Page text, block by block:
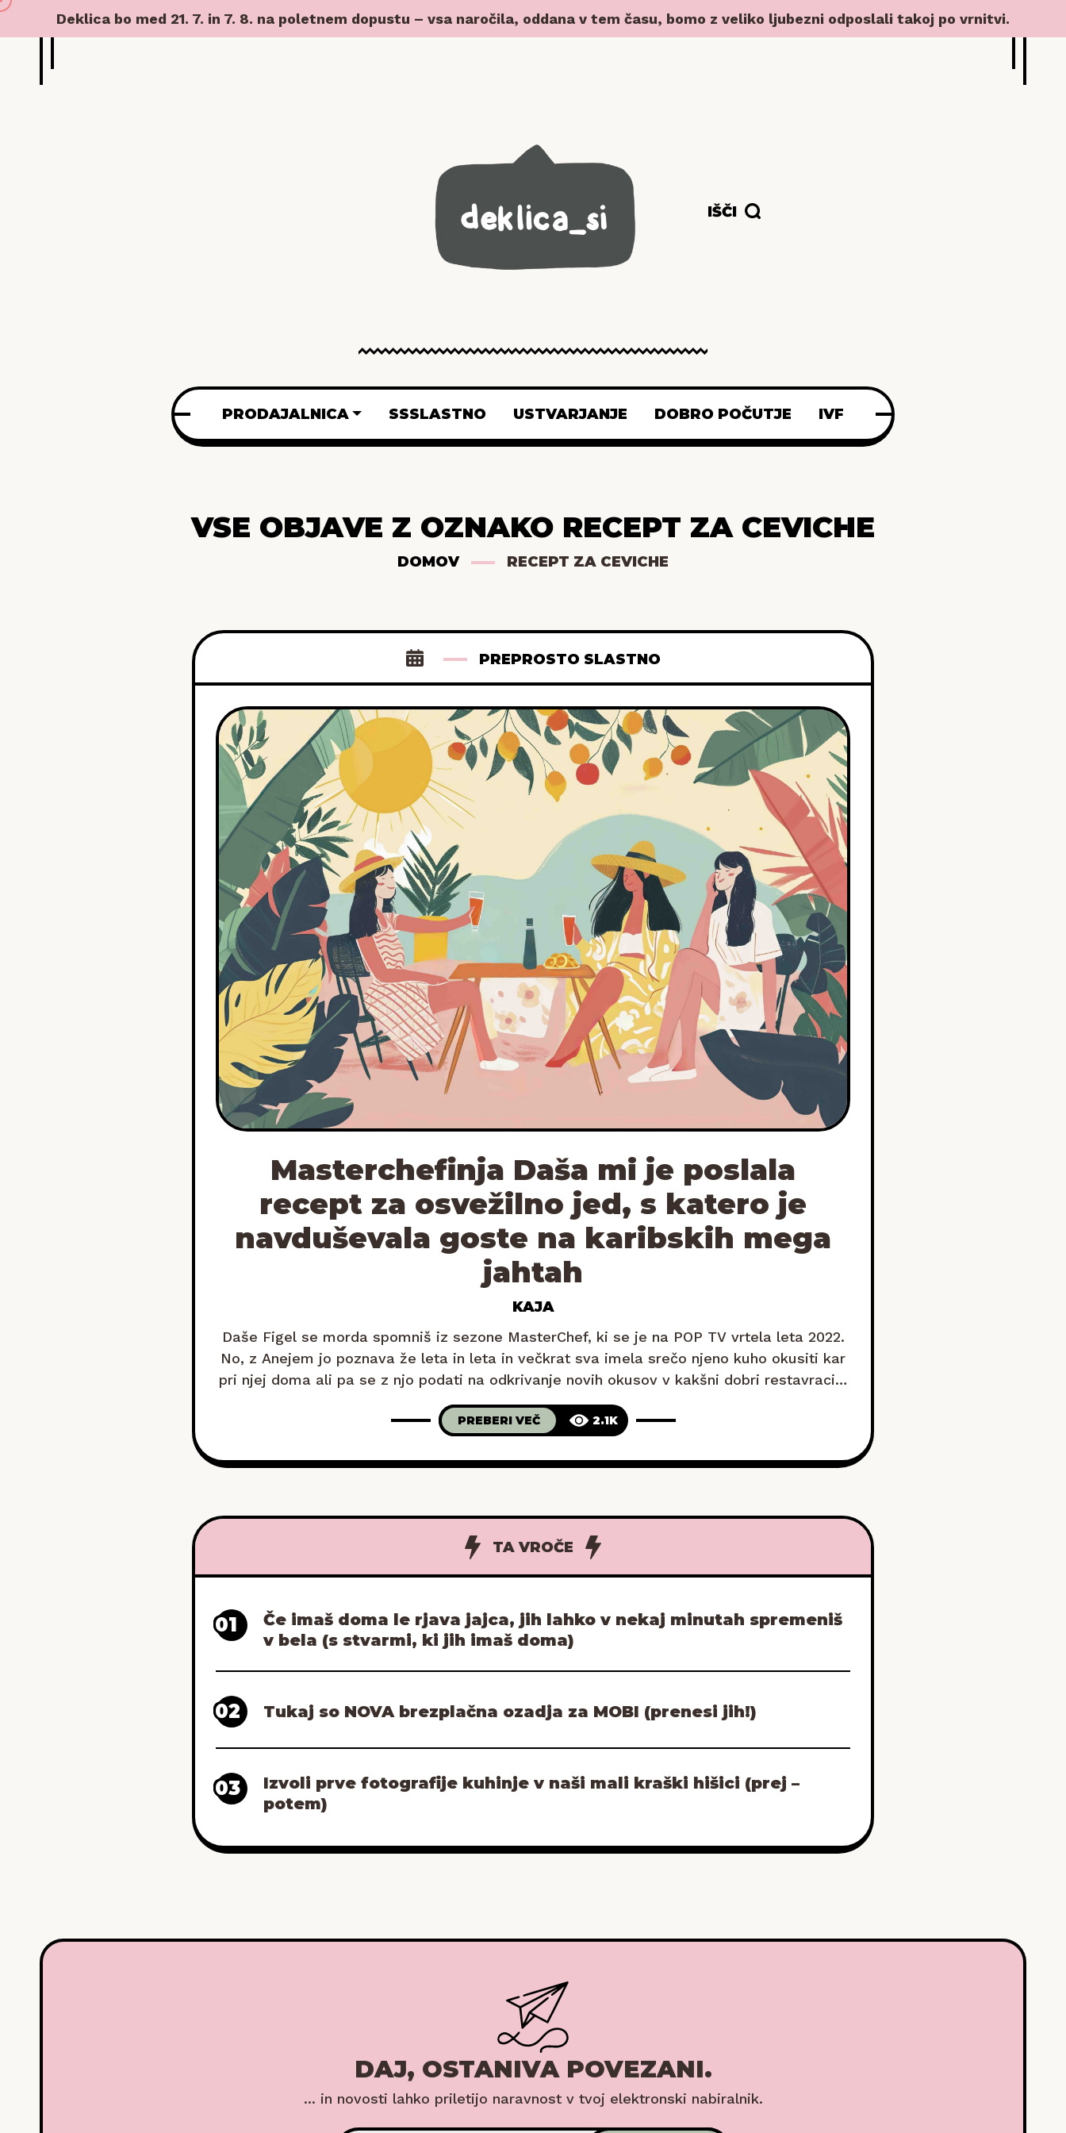
Deklica bo med 21. 7. in 7. 8. na poletnem dopustu – vsa naročila, oddana v tem času, bomo z veliko ljubezni odposlali takoj po vrnitvi.
IŠČI
PRODAJALNICA SSSLASTNO USTVARJANJE DOBRO POČUTJE IVF
VSE OBJAVE Z OZNAKO RECEPT ZA CEVICHE
DOMOV RECEPT ZA CEVICHE
PREPROSTO SLASTNO
Masterchefinja Daša mi je poslala
recept za osvežilno jed, s katero je
navduševala goste na karibskih mega
jahtah
KAJA
Daše Figel se morda spomniš iz sezone MasterChef, ki se je na POP TV vrtela leta 2022.
No, z Anejem jo poznava že leta in leta in večkrat sva imela srečo njeno kuho okusiti kar
pri njej doma ali pa se z njo podati na odkrivanje novih okusov v kakšni dobri restavraciji.
Tako kot jaz
PREBERI VEČ 2.1K
TA VROČE
01
Če imaš doma le rjava jajca, jih lahko v nekaj minutah spremeniš
v bela (s stvarmi, ki jih imaš doma)
02 Tukaj so NOVA brezplačna ozadja za MOBI (prenesi jih!)
03
Izvoli prve fotografije kuhinje v naši mali kraški hišici (prej –
potem)
DAJ, OSTANIVA POVEZANI.
... in novosti lahko priletijo naravnost v tvoj elektronski nabiralnik.